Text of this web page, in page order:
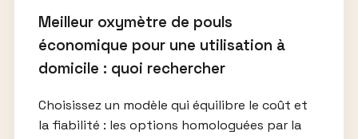
Meilleur oxymètre de pouls
économique pour une utilisation à
domicile : quoi rechercher
Choisissez un modèle qui équilibre le coût et
la fiabilité : les options homologuées par la